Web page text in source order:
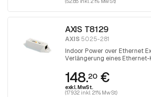
AXIS T8129
AXIS 5025-281
Indoor Power over Ethernet
Verlängerung eines Ethernet-
148.20€
exkl. MwSt.
(179.32 inkl. 21% MwSt)